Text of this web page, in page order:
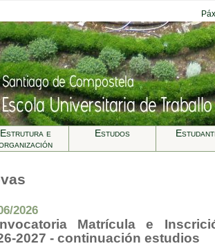
Estrutura e
Estudos
2026
Matrícula e
2027 - continuación estudios